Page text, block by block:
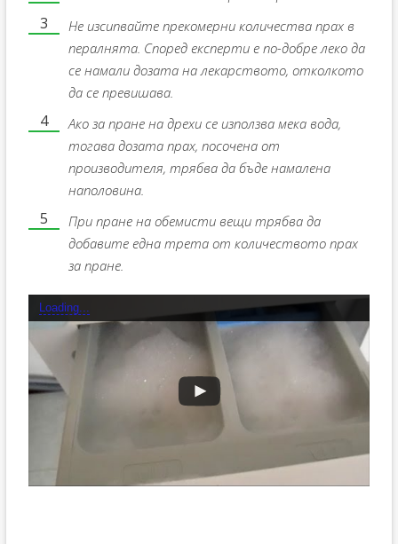
Не изсипвайте прекомерни количества прах в
пералнята. Според експерти е по-добре леко да
се намали дозата на лекарството, отколкото
да се превишава.
Ако за пране на дрехи се използва мека вода,
тогава дозата прах, посочена от
производителя, трябва да бъде намалена
наполовина.
При пране на обемисти вещи трябва да
добавите една трета от количеството прах
за пране.
Loading...